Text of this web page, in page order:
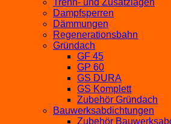
Trenn- und Zusatzlagen
Dampfsperren
Dämmungen
Regenerationsbahn
Gründach
GF 45
GP 60
GS DURA
GS Komplett
Zubehör Gründach
Bauwerksabdichtungen
Zubehör